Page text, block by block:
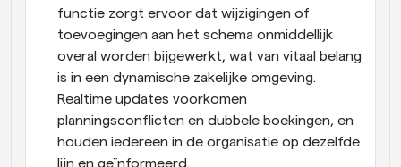
functie zorgt ervoor dat wijzigingen of
toevoegingen aan het schema onmiddellijk
overal worden bijgewerkt, wat van vitaal belang
is in een dynamische zakelijke omgeving.
Realtime updates voorkomen
planningsconflicten en dubbele boekingen, en
houden iedereen in de organisatie op dezelfde
lijn en geïnformeerd.